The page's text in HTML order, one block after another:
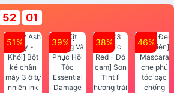
52 00
51% 39% 38% 46%